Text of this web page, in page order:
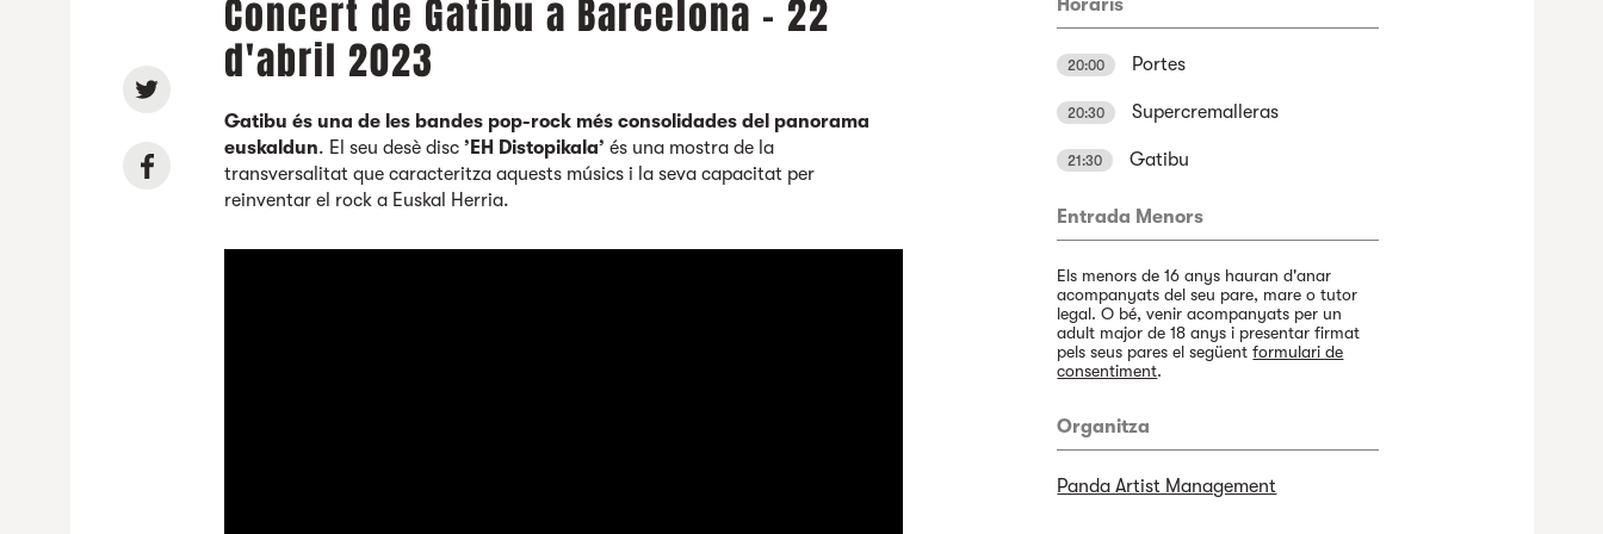
Concert de Gatibu a Barcelona - 22
d'abril 2023
Gatibu és una de les bandes pop-rock més consolidades del panorama
euskaldun. El seu desè disc’EH Distopikala’és una mostra de la
transversalitat que caracteritza aquests músics i la seva capacitat per
reinventar el rock a Euskal Herria.
Horaris
20:00 Portes
20:30 Supercremalleras
21:30 Gatibu
Entrada Menors
Els menors de 16 anys hauran d'anar
acompanyats del seu pare, mare o tutor
legal. O bé, venir acompanyats per un
adult major de 18 anys i presentar firmat
pels seus pares el següentformulari de
consentiment.
Organitza
Panda Artist Management